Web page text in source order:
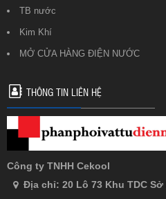
TB nước
Kim Khí
MỞ CỬA HÀNG ĐIỆN NƯỚC
THÔNG TIN LIÊN HỆ
Công ty TNHH Cekool
Địa chỉ: 20 Lô 73 Khu TDC